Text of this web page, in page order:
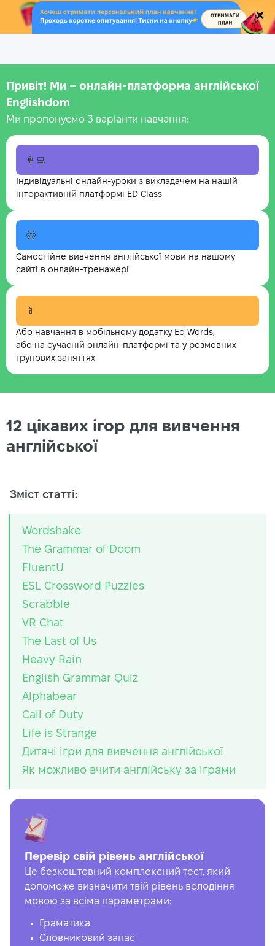
.
Привіт! Ми – онлайн-платформа англійської
Englishdom
Ми пропонуємо 3 варіанти навчання:
👩‍💻
Індивідуальні онлайн-уроки з викладачем на нашій
інтерактивній платформі ED Class
🤓
Самостійне вивчення англійської мови на нашому
сайті в онлайн-тренажері
📱
Або навчання в мобільному додатку Ed Words,
або на сучасній онлайн-платформі та у розмовних
групових заняттях
12 цікавих ігор для вивчення
англійської
Зміст статті:
Wordshake
The Grammar of Doom
FluentU
ESL Crossword Puzzles
Scrabble
VR Chat
The Last of Us
Heavy Rain
English Grammar Quiz
Alphabear
Call of Duty
Life is Strange
Дитячі ігри для вивчення англійської
Як можливо вчити англійську за іграми
Перевір свій рівень англійської
Це безкоштовний комплексний тест, який
допоможе визначити твій рівень володіння
мовою за всіма параметрами:
Граматика
Словниковий запас